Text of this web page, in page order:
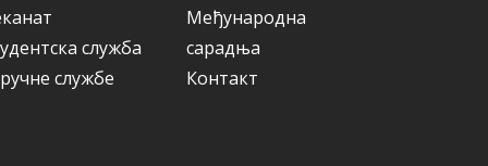
служба
службе
Међународна
сарадња
Контакт